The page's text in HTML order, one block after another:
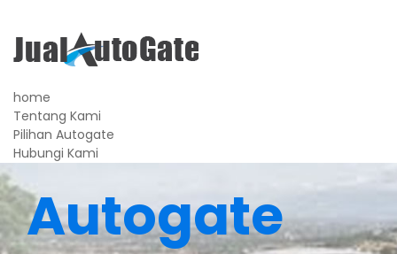
home
Tentang Kami
Pilihan Autogate
Hubungi Kami
Autogate